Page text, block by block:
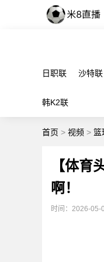
日职联 沙特联
韩K2联
首页 > 视频 > 篮
【体育
啊！
时间：2026-05-